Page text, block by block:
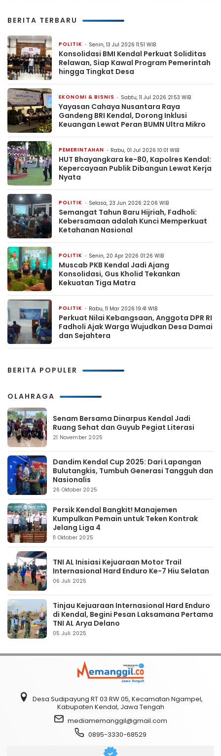
BERITA TERBARU
POLITIK Senin, 13 Jul 2026 11:51 WIB
Konsolidasi BMI Kendal Perkuat Soliditas
Relawan, Siap Kawal Program Pemerintah
hingga Tingkat Desa
EKONOMI & BISNIS Sabtu, 11 Jul 2026 21:53 WIB
Yayasan Cahaya Nusantara Raya
Gandeng BRI Kendal, Dorong Inklusi
Keuangan Lewat Peran BUMN Ultra Mikro
PEMERINTAHAN Rabu, 01 Jul 2026 10:01 WIB
HUT Bhayangkara ke-80, Kapolres Kendal:
Kepercayaan Publik Dibangun Lewat Kerja
Nyata
POLITIK Selasa, 23 Jun 2026 22:06 WIB
Semangat Tahun Baru Hijriah, Fadholi:
Kebersamaan adalah Kunci Memperkuat
Ketahanan Nasional
POLITIK Senin, 20 Apr 2026 01:26 WIB
Muscab PKB Kendal Jadi Ajang
Konsolidasi, Gus Kholid Tekankan
Kekuatan Tiga Matra
POLITIK Rabu, 11 Mar 2026 19:41 WIB
Perkuat Nilai Kebangsaan, Anggota DPR RI
Fadholi Ajak Warga Wujudkan Desa Damai
dan Sejahtera
BERITA POPULER
OLAHRAGA
Senam Bersama Dinarpus Kendal Jadi
Ruang Sehat dan Guyub Pegiat Literasi
21 November 2025
Dandim Kendal Cup 2025: Dari Lapangan
Bulutangkis, Tumbuh Generasi Tangguh dan
Nasionalis
26 Oktober 2025
Persik Kendal Bangkit! Manajemen
Kumpulkan Pemain untuk Teken Kontrak
Jelang Liga 4
11 Oktober 2025
TNI AL Inisiasi Kejuaraan Motor Trail
Internasional Hard Enduro Ke-7 Hiu Selatan
06 Juli 2025
Tinjau Kejuaraan Internasional Hard Enduro
di Kendal, Begini Pesan Laksamana Pertama
TNI AL Arya Delano
05 Juli 2025
Desa Sudipayung RT 03 RW 05, Kecamatan Ngampel,
Kabupaten Kendal, Jawa Tengah
mediamemanggil@gmail.com
0895-3330-68529